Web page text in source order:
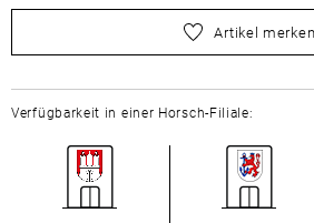
wählen Sie zuerst Ihre
Artikel merken
Verfügbarkeit in einer Horsch-Filiale: